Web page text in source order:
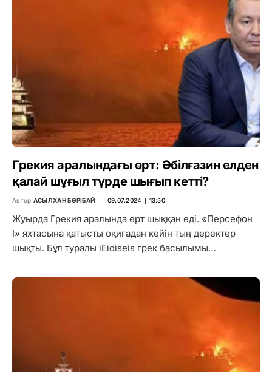
Грекия аралындағы өрт: Әбілғазин елден
қалай шұғыл түрде шығып кетті?
Автор АСЫЛХАН БӨРІБАЙ 09.07.2024 ∣ 13:50
Жуырда Грекия аралында өрт шыққан еді. «Персефон
I» яхтасына қатысты оқиғадан кейін тың деректер
шықты. Бұл туралы iEidiseis грек басылымы…